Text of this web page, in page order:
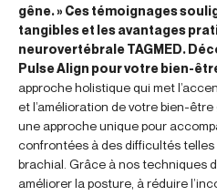
gêne. » Ces témoignages
tangibles et les avantages
neurovertébrale TAGMED.
Pulse Align pour votre bien-
approche holistique qui met
et l’amélioration de votre bien-
une approche unique pour
confrontées à des difficultés telles
brachial. Grâce à nos techniques
améliorer la posture, à réduire